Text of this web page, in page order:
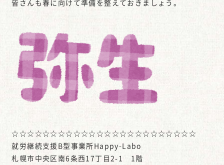
皆さんも春に向けて準備を整えておきましょう。
☆☆☆☆☆☆☆☆☆☆☆☆☆☆☆☆☆☆☆☆☆☆☆☆
就労継続支援B型事業所Happy-Labo
札幌市中央区南6条西17丁目2-1 1階